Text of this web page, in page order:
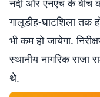
नदी और एनएच के बीच
गालूडीह-घाटशिला तक
भी कम हो जायेगा.
स्थानीय नागरिक राजा
थे.